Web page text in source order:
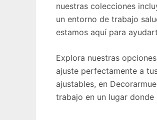
nuestras colecciones
un entorno de trabajo
estamos aquí para
Explora nuestras
ajuste perfectamente a
ajustables, en
trabajo en un lugar